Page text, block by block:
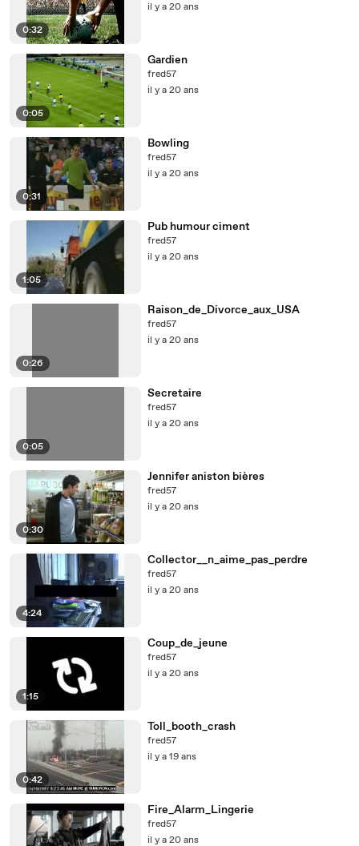
0:32
il y a 20 ans
0:05
Gardien
fred57
il y a 20 ans
0:31
Bowling
fred57
il y a 20 ans
1:05
Pub humour ciment
fred57
il y a 20 ans
0:26
Raison_de_Divorce_aux_USA
fred57
il y a 20 ans
0:05
Secretaire
fred57
il y a 20 ans
0:30
Jennifer aniston bières
fred57
il y a 20 ans
4:24
Collector__n_aime_pas_perdre
fred57
il y a 20 ans
1:15
Coup_de_jeune
fred57
il y a 20 ans
0:42
Toll_booth_crash
fred57
il y a 19 ans
Fire_Alarm_Lingerie
fred57
il y a 20 ans